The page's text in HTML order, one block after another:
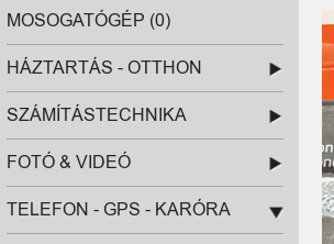
MOSOGATÓGÉP (0)
HÁZTARTÁS - OTTHON
SZÁMÍTÁSTECHNIKA
FOTÓ & VIDEÓ
TELEFON - GPS - KARÓRA